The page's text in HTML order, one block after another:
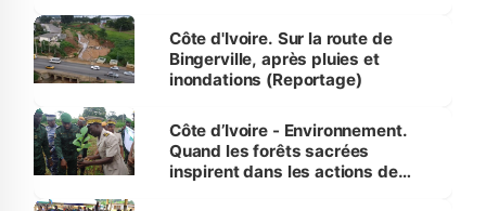
(Alassane Ouattara
Côte d'Ivoire. Sur la route de
Bingerville, après pluies et
inondations (Reportage)
Côte d’Ivoire - Environnement.
Quand les forêts sacrées
inspirent dans les actions de